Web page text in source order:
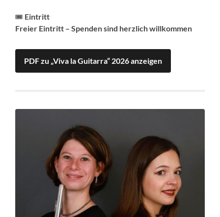
🎟️ Eintritt
Freier Eintritt – Spenden sind herzlich willkommen
PDF zu „Viva la Guitarra“ 2026 anzeigen